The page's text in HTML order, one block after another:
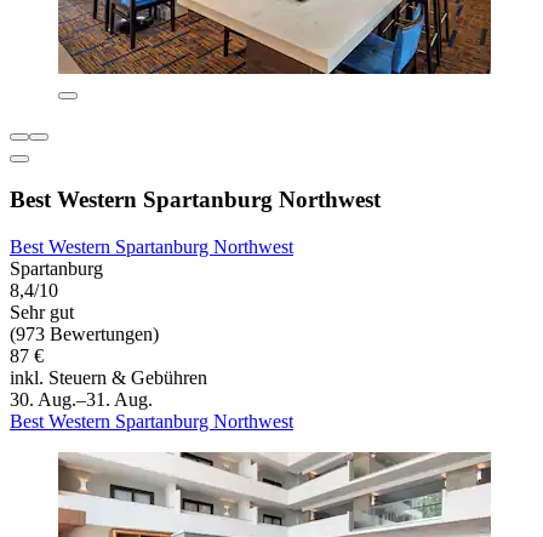
Best Western Spartanburg Northwest
Best Western Spartanburg Northwest
Spartanburg
8,4/10
Sehr gut
(973 Bewertungen)
87 €
inkl. Steuern & Gebühren
30. Aug.–31. Aug.
Best Western Spartanburg Northwest